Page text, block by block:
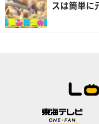
スは簡単に
密とは！
「キッチ